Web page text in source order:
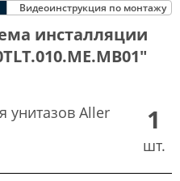
Видеоинструкция по монтажу
инсталляции
унитазов Aller
1
шт.